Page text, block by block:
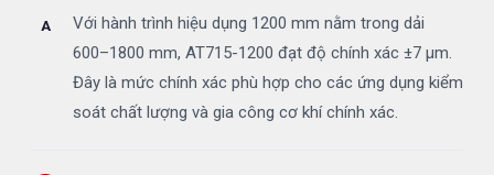
Với hành trình hiệu dụng 1200 mm nằm trong dải
600–1800 mm, AT715-1200 đạt độ chính xác ±7 µm.
Đây là mức chính xác phù hợp cho các ứng dụng kiểm
soát chất lượng và gia công cơ khí chính xác.